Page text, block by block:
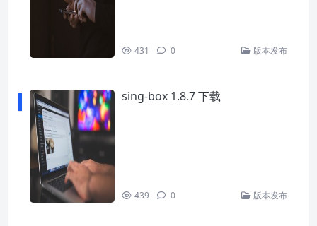
431 0 版本发布
sing-box 1.8.7 下载
439 0 版本发布